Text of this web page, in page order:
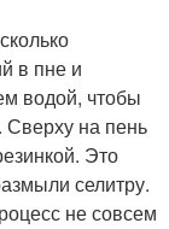
в пне и
водой, чтобы
Сверху на пень
Это
селитру.
не совсем